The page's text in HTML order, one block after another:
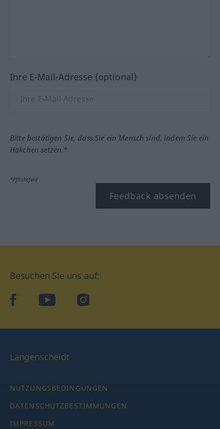
Ihre E-Mail-Adresse (optional)
Bitte bestätigen Sie, dass Sie ein Mensch sind, indem Sie ein
Häkchen setzen.*
*Pflichtfeld
Feedback absenden
Besuchen Sie uns auf:
facebookYouTube Instagram
Langenscheidt
NUTZUNGSBEDINGUNGEN
DATENSCHUTZBESTIMMUNGEN
IMPRESSUM